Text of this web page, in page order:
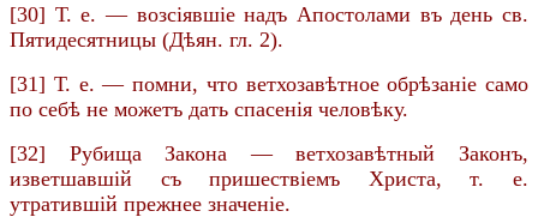
[30] Т. е. — возсіявшіе надъ Апостолами въ день св.
Пятидесятницы (Дѣян. гл. 2).
[31] Т. е. — помни, что ветхозавѣтное обрѣзаніе само
по себѣ не можетъ дать спасенія человѣку.
[32] Рубища Закона — ветхозавѣтный Законъ,
изветшавшій съ пришествіемъ Христа, т. е.
утратившій прежнее значеніе.